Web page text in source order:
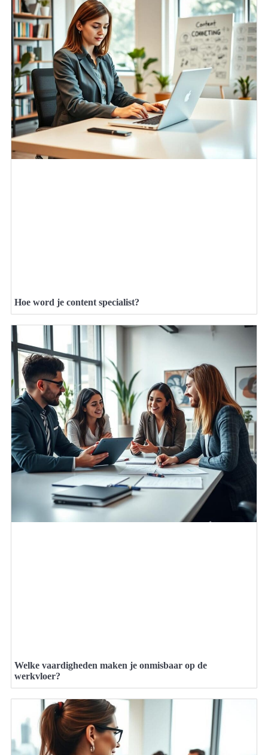
Hoe word je content specialist?
Welke vaardigheden maken je onmisbaar op de
werkvloer?